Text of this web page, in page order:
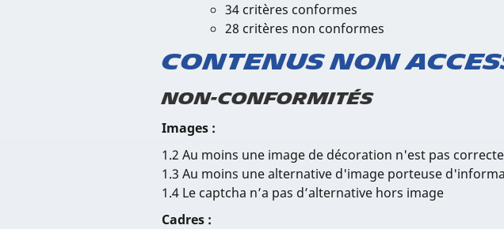
34 critères conformes
28 critères non conformes
Contenus non
Non-conformités
Images :
1.2 Au moins une image de décoration n'est pas
1.3 Au moins une alternative d'image porteuse
1.4 Le captcha n’a pas d’alternative hors image
Cadres :